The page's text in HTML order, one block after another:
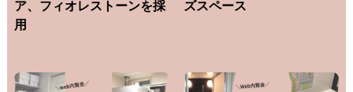
ア、フィオレストーンを採
用
ズスペース